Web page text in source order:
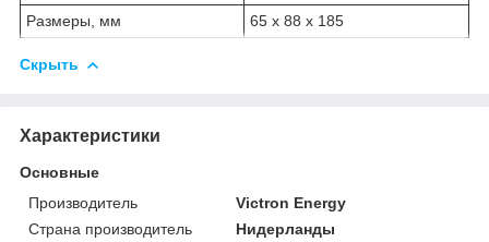
Размеры, мм
65 x 88 x 185
Скрыть
Характеристики
Основные
Производитель
Victron Energy
Страна производитель
Нидерланды